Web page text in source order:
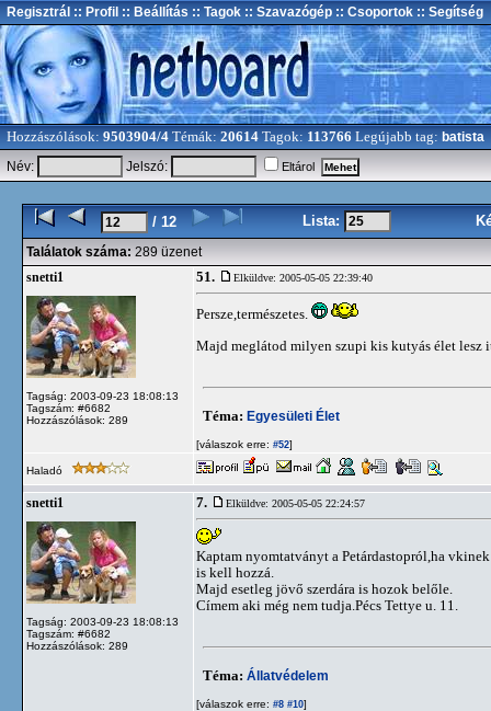
Regisztrál :: Profil :: Beállítás :: Tagok :: Szavazógép :: Csoportok :: Segítség
Hozzászólások: 9503904/4 Témák: 20614 Tagok: 113766 Legújabb tag: batista
Név:
Jelszó: Eltárol
/ 12 Lista:
Találatok száma: 289 üzenet
snetti1
Tagság: 2003-09-23 18:08:13
Tagszám: #6682
Hozzászólások: 289
51. Elküldve: 2005-05-05 22:39:40
Persze,természetes.
Majd meglátod milyen szupi kis kutyás élet lesz
Téma: Egyesületi Élet
[válaszok erre: #52]
Haladó
snetti1
Tagság: 2003-09-23 18:08:13
Tagszám: #6682
Hozzászólások: 289
7. Elküldve: 2005-05-05 22:24:57
Kaptam nyomtatványt a Petárdastopról,ha
is kell hozzá.
Majd esetleg jövő szerdára is hozok belőle.
Címem aki még nem tudja.Pécs Tettye u. 11.
Téma: Állatvédelem
[válaszok erre: #8 #10]